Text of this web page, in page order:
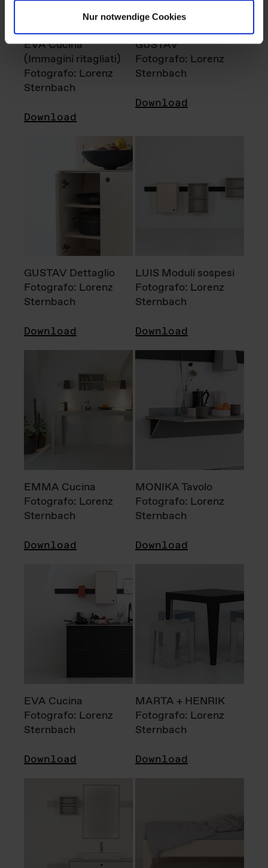
Nur notwendige Cookies
EVA Cucina
(Immagini ritagliati)
Fotografo: Lorenz
Sternbach
Download
GUSTAV
Fotografo: Lorenz
Sternbach
Download
GUSTAV Dettaglio
Fotografo: Lorenz
Sternbach
Download
LUIS Moduli sospesi
Fotografo: Lorenz
Sternbach
Download
EMMA Cucina
Fotografo: Lorenz
Sternbach
Download
MONIKA Tavolo
Fotografo: Lorenz
Sternbach
Download
EVA Cucina
Fotografo: Lorenz
Sternbach
Download
MARTA + HENRIK
Fotografo: Lorenz
Sternbach
Download